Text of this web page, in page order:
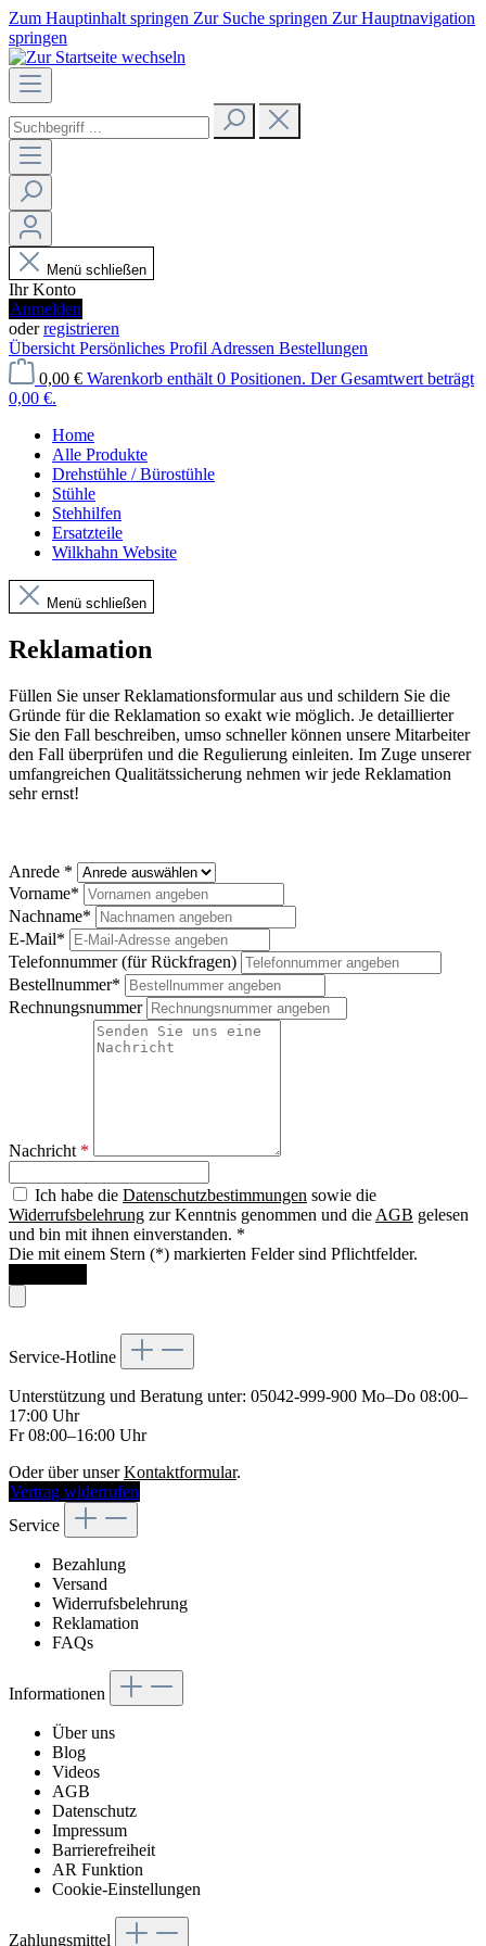
Zum Hauptinhalt springen Zur Suche springen Zur Hauptnavigation
springen
Menü schließen
Ihr Konto
Anmelden
oderregistrieren
Übersicht Persönliches Profil Adressen Bestellungen
0,00 € Warenkorb enthält 0 Positionen. Der Gesamtwert beträgt
0,00 €.
Home
Alle Produkte
Drehstühle / Bürostühle
Stühle
Stehhilfen
Ersatzteile
Wilkhahn Website
Menü schließen
Reklamation
Füllen Sie unser Reklamationsformular aus und schildern Sie die
Gründe für die Reklamation so exakt wie möglich. Je detaillierter
Sie den Fall beschreiben, umso schneller können unsere Mitarbeiter
den Fall überprüfen und die Regulierung einleiten. Im Zuge unserer
umfangreichen Qualitätssicherung nehmen wir jede Reklamation
sehr ernst!
Anrede *
Vorname*
Nachname*
E-Mail*
Telefonnummer (für Rückfragen)
Bestellnummer*
Rechnungsnummer
Nachricht *
Ich habe die Datenschutzbestimmungen sowie die
Widerrufsbelehrung zur Kenntnis genommen und die AGB gelesen
und bin mit ihnen einverstanden. *
Die mit einem Stern (*) markierten Felder sind Pflichtfelder.
Service-Hotline
Unterstützung und Beratung unter: 05042-999-900 Mo–Do 08:00–
17:00 Uhr
Fr 08:00–16:00 Uhr
Oder über unserKontaktformular.
Vertrag widerrufen
Service
Bezahlung
Versand
Widerrufsbelehrung
Reklamation
FAQs
Informationen
Über uns
Blog
Videos
AGB
Datenschutz
Impressum
Barrierefreiheit
AR Funktion
Cookie-Einstellungen
Zahlungsmittel